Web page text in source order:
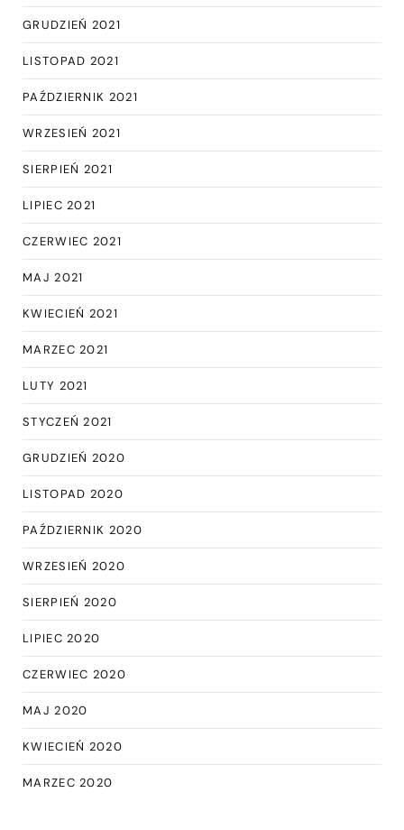
GRUDZIEŃ 2021
LISTOPAD 2021
PAŹDZIERNIK 2021
WRZESIEŃ 2021
SIERPIEŃ 2021
LIPIEC 2021
CZERWIEC 2021
MAJ 2021
KWIECIEŃ 2021
MARZEC 2021
LUTY 2021
STYCZEŃ 2021
GRUDZIEŃ 2020
LISTOPAD 2020
PAŹDZIERNIK 2020
WRZESIEŃ 2020
SIERPIEŃ 2020
LIPIEC 2020
CZERWIEC 2020
MAJ 2020
KWIECIEŃ 2020
MARZEC 2020